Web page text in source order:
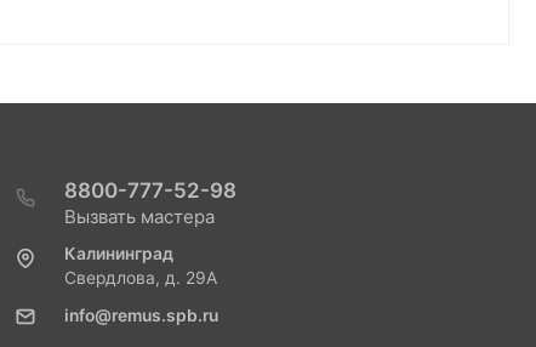
8800-777-52-98
Вызвать мастера
Калининград
Свердлова, д. 29А
info@remus.spb.ru